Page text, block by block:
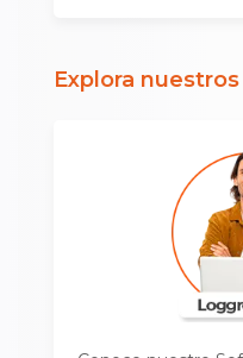
Explora